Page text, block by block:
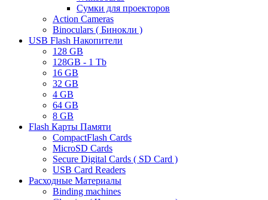
Сумки для проекторов
Action Cameras
Binoculars ( Бинокли )
USB Flash Накопители
128 GB
128GB - 1 Tb
16 GB
32 GB
4 GB
64 GB
8 GB
Flash Карты Памяти
CompactFlash Cards
MicroSD Cards
Secure Digital Cards ( SD Card )
USB Card Readers
Расходные Материалы
Binding machines